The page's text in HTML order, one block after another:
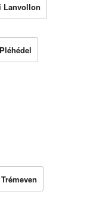
Lanvollon